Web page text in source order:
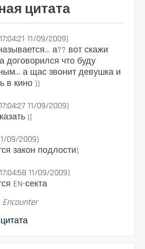
цитата
11/09/2009)
а?? вот скажи
договорился что буду
а щас звонит девушка и
в кино ))
11/09/2009)
((
09/2009)
закон подлости)
11/09/2009)
EN-секта